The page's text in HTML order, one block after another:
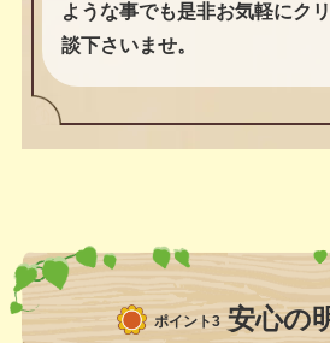
ような事でも是非お気軽にク
談下さいませ。
ポイント3 安心の